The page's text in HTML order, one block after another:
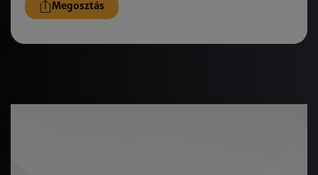
Megosztás